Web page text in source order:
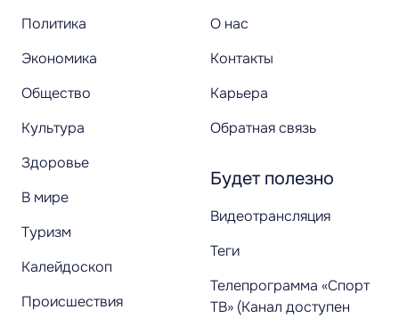
Политика
Экономика
Общество
Культура
Здоровье
В мире
Туризм
Калейдоскоп
Происшествия
О нас
Контакты
Карьера
Обратная связь
Будет полезно
Видеотрансляция
Теги
Телепрограмма «Спорт
ТВ» (Канал доступен